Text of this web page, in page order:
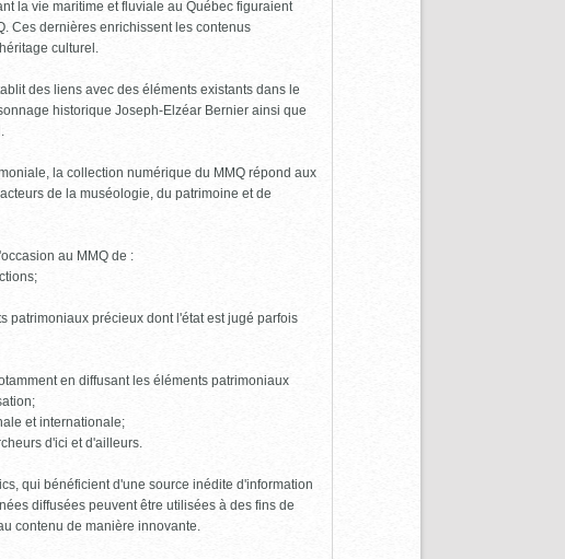
la vie maritime et fluviale au Québec figuraient
Ces dernières enrichissent les contenus
culturel.
des liens avec des éléments existants dans le
historique Joseph-Elzéar Bernier ainsi que
la collection numérique du MMQ répond aux
de la muséologie, du patrimoine et de
au MMQ de :
patrimoniaux précieux dont l'état est jugé parfois
en diffusant les éléments patrimoniaux
et internationale;
d'ici et d'ailleurs.
qui bénéficient d'une source inédite d'information
diffusées peuvent être utilisées à des fins de
contenu de manière innovante.